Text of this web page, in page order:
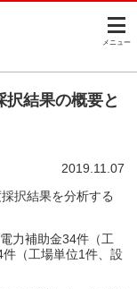
メニュー
択結果の概要と
2019.11.07
択結果を分析する
力補助金34件（工
（工場単位1件、設